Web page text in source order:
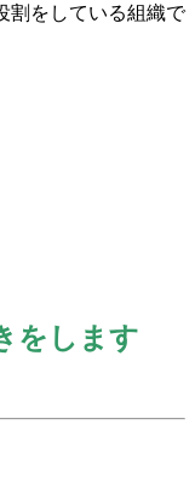
割をしている組織で
をします